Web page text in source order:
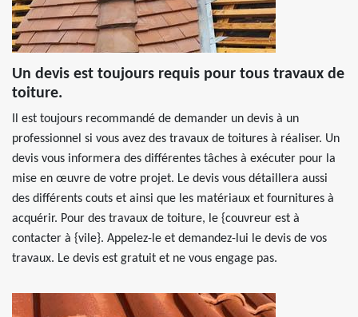
Un devis est toujours requis pour tous travaux de
toiture.
Il est toujours recommandé de demander un devis à un
professionnel si vous avez des travaux de toitures à réaliser. Un
devis vous informera des différentes tâches à exécuter pour la
mise en œuvre de votre projet. Le devis vous détaillera aussi
des différents couts et ainsi que les matériaux et fournitures à
acquérir. Pour des travaux de toiture, le {couvreur est à
contacter à {vile}. Appelez-le et demandez-lui le devis de vos
travaux. Le devis est gratuit et ne vous engage pas.